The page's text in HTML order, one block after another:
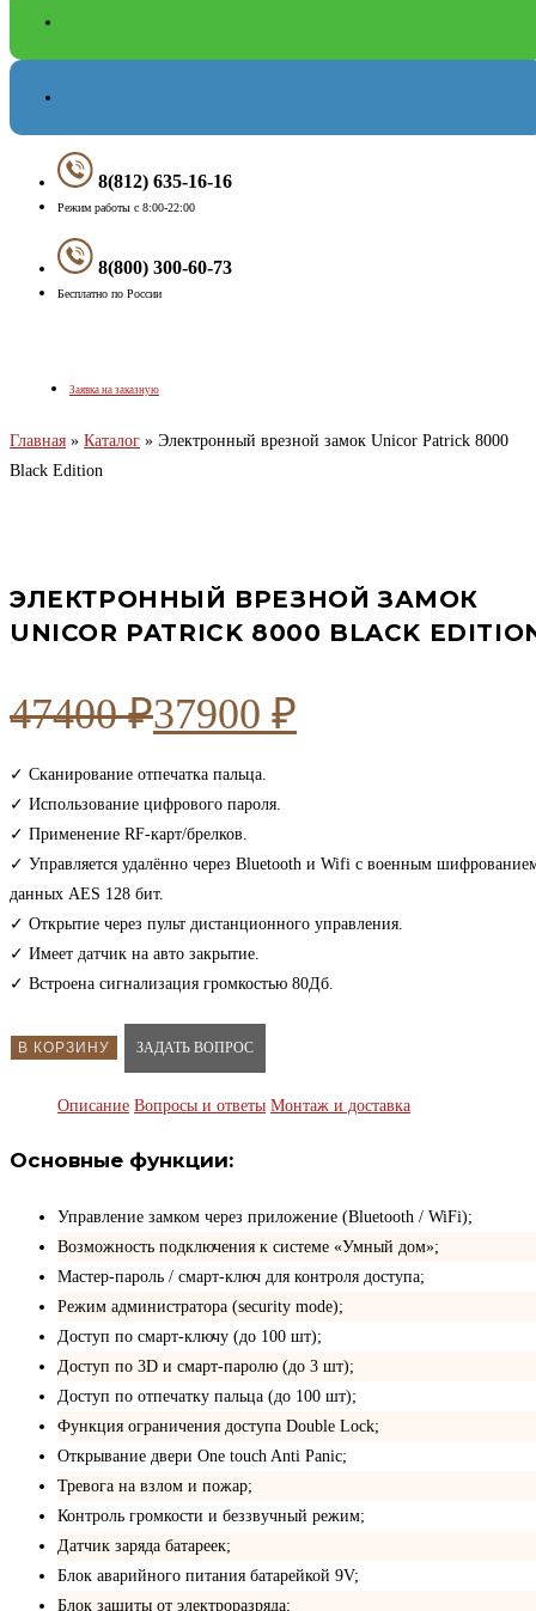
8(812) 635-16-16
Режим работы с 8:00-22:00
8(800) 300-60-73
Бесплатно по России
Заявка на заказную
Главная » Каталог » Электронный врезной замок Unicor Patrick 8000
Black Edition
ЭЛЕКТРОННЫЙ ВРЕЗНОЙ ЗАМОК
UNICOR PATRICK 8000 BLACK
47400₽
Первоначальная
цена
составляла
47400 ₽.
37900 ₽
Текущая
цена:
37900 ₽.
✓ Сканирование отпечатка пальца.
✓ Использование цифрового пароля.
✓ Применение RF-карт/брелков.
✓ Управляется удалённо через Bluetooth и Wifi с военным
данных AES 128 бит.
✓ Открытие через пульт дистанционного управления.
✓ Имеет датчик на авто закрытие.
✓ Встроена сигнализация громкостью 80Дб.
В КОРЗИНУ ЗАДАТЬ ВОПРОС
Описание Вопросы и ответы Монтаж и доставка
Основные функции:
Управление замком через приложение (Bluetooth / WiFi);
Возможность подключения к системе «Умный дом»;
Мастер-пароль / смарт-ключ для контроля доступа;
Режим администратора (security mode);
Доступ по смарт-ключу (до 100 шт);
Доступ по 3D и смарт-паролю (до 3 шт);
Доступ по отпечатку пальца (до 100 шт);
Функция ограничения доступа Double Lock;
Открывание двери One touch Anti Panic;
Тревога на взлом и пожар;
Контроль громкости и беззвучный режим;
Датчик заряда батареек;
Блок аварийного питания батарейкой 9V;
Блок защиты от электроразряда;